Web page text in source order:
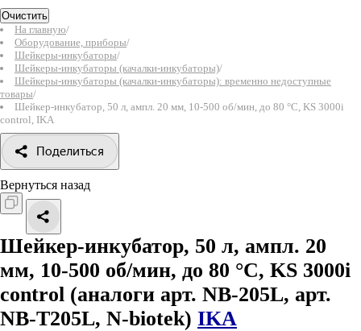
Очистить
На главную/
Оборудование, приборы/
Шейкеры-инкубаторы/
Шейкеры-инкубаторы (качалки-инкубаторы)/
Шейкеры-инкубаторы (качалки-инкубаторы): временно недоступные
товары/
Шейкер-инкубатор, 50 л, ампл. 20 мм, 10-500 об/мин, до 80 °C, KS 3000i
control, IKA
Поделиться
Вернуться назад
Шейкер-инкубатор, 50 л, ампл. 20
мм, 10-500 об/мин, до 80 °C, KS 3000i
control (аналоги арт. NB-205L, арт.
NB-T205L, N-biotek) IKA